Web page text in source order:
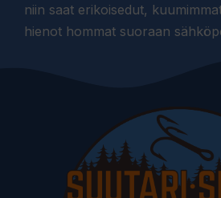
niin saat erikoisedut,
hienot hommat suoraan